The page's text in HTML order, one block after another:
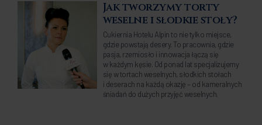
Jak tworzymy torty
weselne i słodkie stoły?
Cukiernia Hotelu Alpin to nie tylko miejsce,
gdzie powstają desery. To pracownia, gdzie
pasja, rzemiosło i innowacja łączą się
w każdym kęsie. Od ponad lat specjalizujemy
się w tortach weselnych, słodkich stołach
i deserach na każdą okazję – od kameralnych
śniadań do dużych przyjęć weselnych.